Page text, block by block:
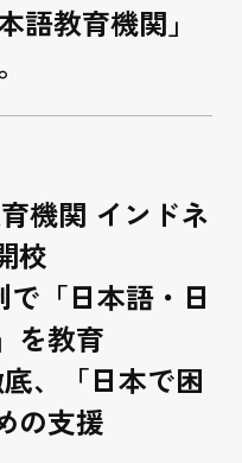
語教育機関」
機関 インドネ
校
「日本語・日
を教育
、「日本で困
の支援